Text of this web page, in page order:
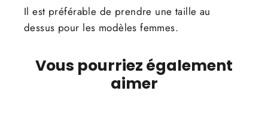
Il est préférable de prendre une taille au
dessus pour les modèles femmes.
Vous pourriez également
aimer